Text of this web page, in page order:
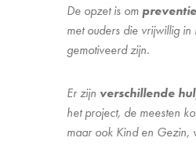
De opzet is om
met ouders die vrijwillig
gemotiveerd zijn.
Er zijn verschillende
het project, de meesten
maar ook Kind en Gezin,